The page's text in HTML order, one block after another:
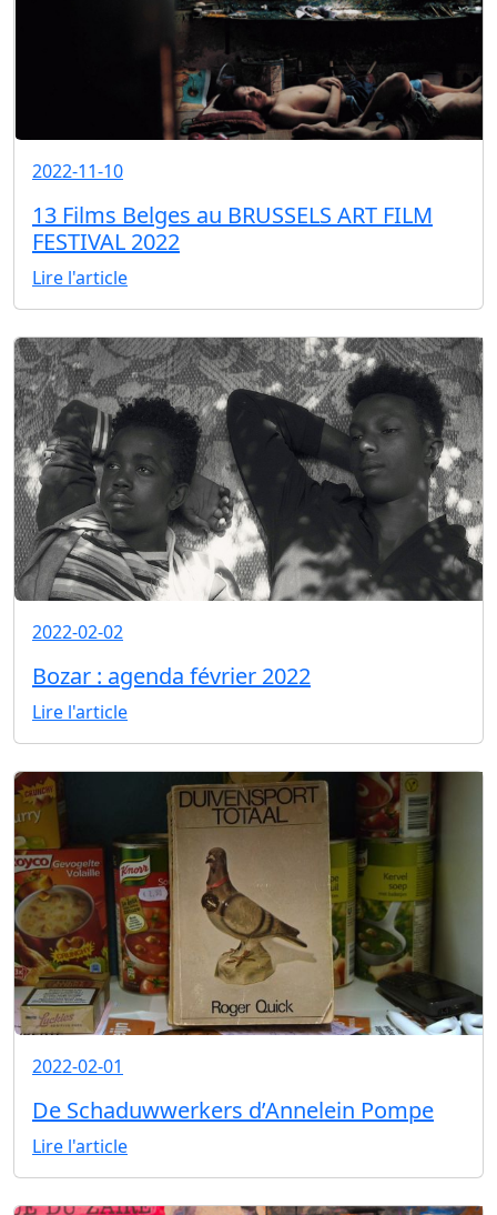
2022-11-10
13 Films Belges au BRUSSELS ART FILM
FESTIVAL 2022
Lire l'article
2022-02-02
Bozar : agenda février 2022
Lire l'article
2022-02-01
De Schaduwwerkers d’Annelein Pompe
Lire l'article